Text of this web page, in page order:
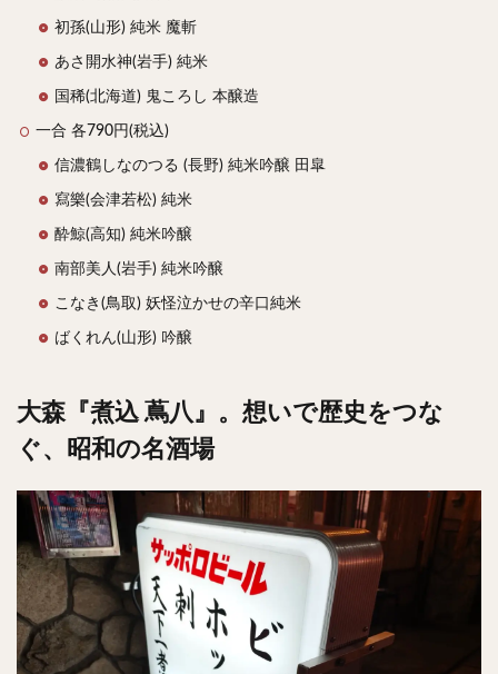
初孫(山形) 純米 魔斬
あさ開水神(岩手) 純米
国稀(北海道) 鬼ころし 本醸造
一合 各790円(税込)
信濃鶴しなのつる (長野) 純米吟醸 田皐
寫樂(会津若松) 純米
酔鯨(高知) 純米吟醸
南部美人(岩手) 純米吟醸
こなき(鳥取) 妖怪泣かせの辛口純米
ばくれん(山形) 吟醸
大森『煮込 蔦八』。想いで歴史をつな
ぐ、昭和の名酒場